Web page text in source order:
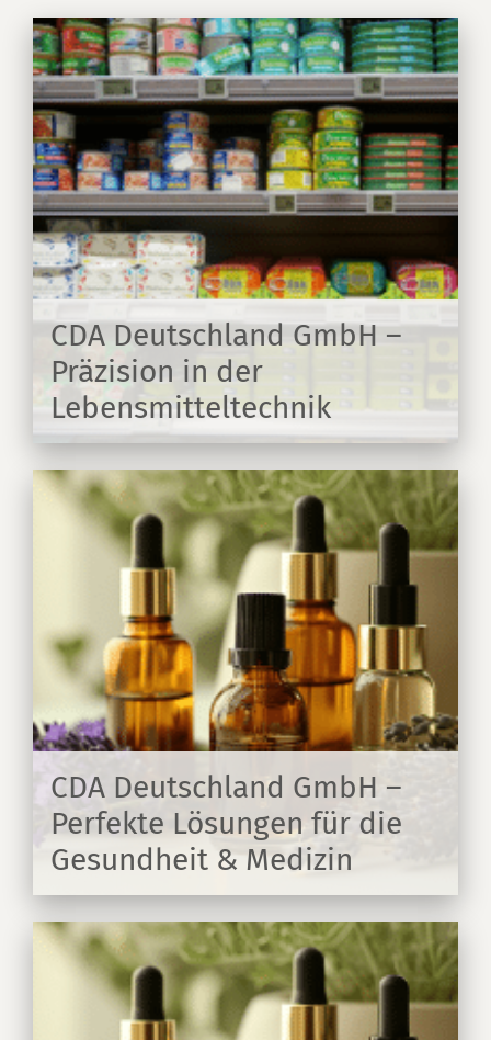
CDA Deutschland GmbH –
Präzision in der
Lebensmitteltechnik
CDA Deutschland GmbH –
Perfekte Lösungen für die
Gesundheit & Medizin